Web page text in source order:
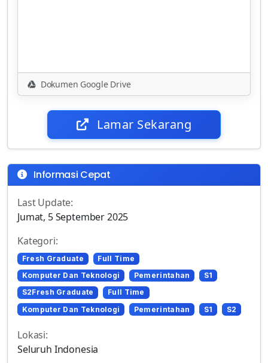
Dokumen Google Drive
Lamar Sekarang
Informasi Cepat
Last Update:
Jumat, 5 September 2025
Kategori:
Fresh Graduate
Full Time
Komputer Dan Teknologi
Pemerintahan
S1
S2Fresh Graduate
Full Time
Komputer Dan Teknologi
Pemerintahan S1 S2
Lokasi:
Seluruh Indonesia